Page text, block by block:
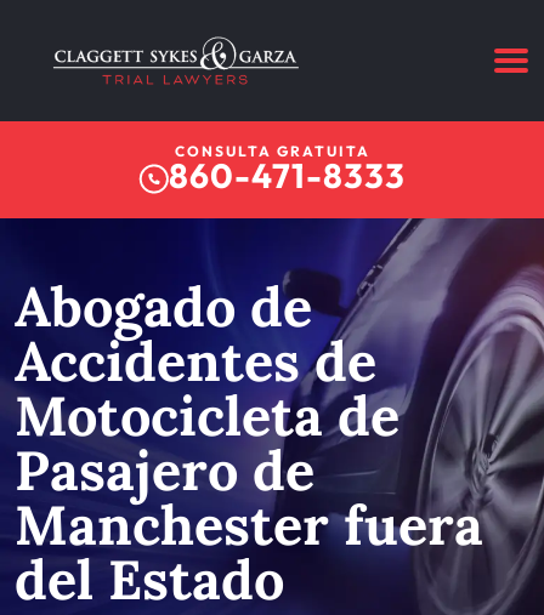
CONSULTA GRATUITA
860-471-8333
Abogado de
Accidentes de
Motocicleta de
Pasajero de
Manchester fuera
del Estado